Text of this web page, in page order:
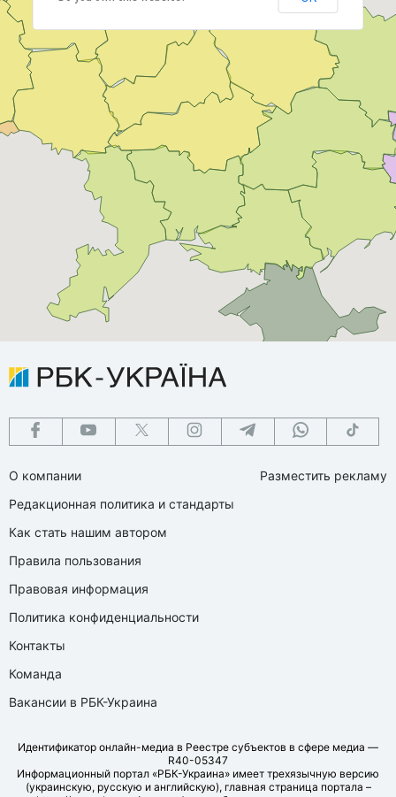
О компании
Редакционная политика и стандарты
Как стать нашим автором
Правила пользования
Правовая информация
Политика конфиденциальности
Контакты
Команда
Вакансии в РБК-Украина
Разместить рекламу
Идентификатор онлайн-медиа в Реестре субъектов в сфере медиа —
R40-05347
Информационный портал «РБК-Украина» имеет трехязычную версию
(украинскую, русскую и английскую), главная страница портала –